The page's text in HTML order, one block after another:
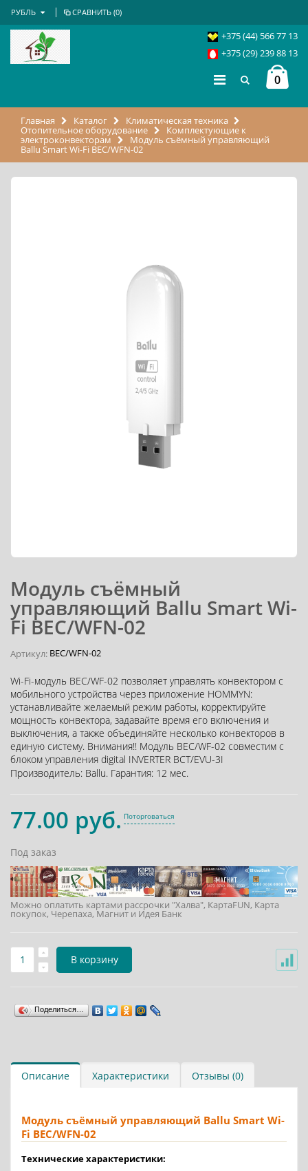
РУБЛЬ СРАВНИТЬ (0)
+375 (44) 566 77 13
+375 (29) 239 88 13
0
Главная Каталог Климатическая техника
Отопительное оборудование Комплектующие к
электроконвекторам Модуль съёмный управляющий
Ballu Smart Wi-Fi BEC/WFN-02
Модуль съёмный
управляющий Ballu Smart Wi-
Fi BEC/WFN-02
Артикул: BEC/WFN-02
Wi-Fi-модуль BEC/WF-02 позволяет управлять конвектором с
мобильного устройства через приложение HOMMYN:
устанавливайте желаемый режим работы, корректируйте
мощность конвектора, задавайте время его включения и
выключения, а также объединяйте несколько конвекторов в
единую систему. Внимания!! Модуль BEC/WF-02 совместим с
блоком управления digital INVERTER BCT/EVU-3I
Производитель: Ballu. Гарантия: 12 мес.
77.00 руб. Поторговаться
Под заказ
Можно оплатить картами рассрочки "Халва", КартаFUN, Карта
покупок, Черепаха, Магнит и Идея Банк
В корзину
Поделиться…
Описание Характеристики Отзывы (0)
Модуль съёмный управляющий Ballu Smart Wi-
Fi BEC/WFN-02
Технические характеристики: